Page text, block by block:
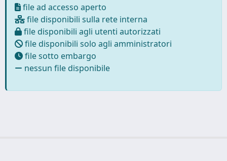
file ad accesso aperto
file disponibili sulla rete interna
file disponibili agli utenti autorizzati
file disponibili solo agli amministratori
file sotto embargo
nessun file disponibile